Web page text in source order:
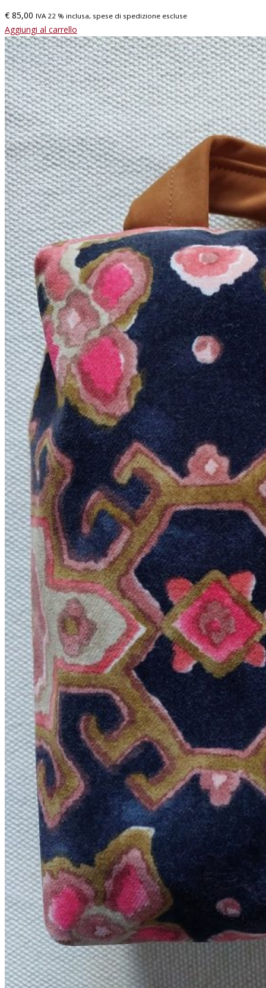
€ 85,00 IVA 22 % inclusa, spese di spedizione escluse
Aggiungi al carrello